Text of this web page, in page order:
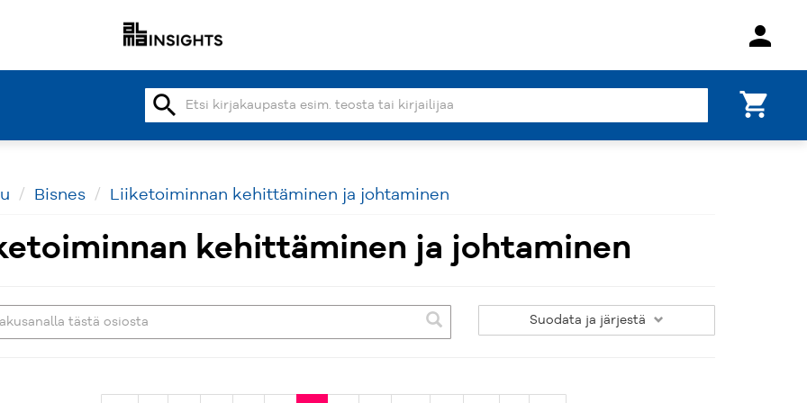
person
search shopping_cart
Bisnes Liiketoiminnan kehittäminen ja johtaminen
kehittäminen ja johtaminen
Suodata ja järjestä